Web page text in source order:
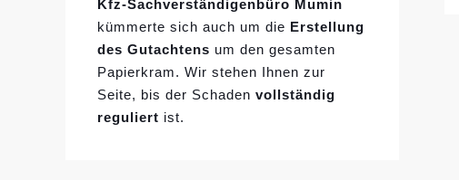
Kfz-Sachverständigenbüro Mumin
kümmerte sich auch um die Erstellung
des Gutachtens um den gesamten
Papierkram. Wir stehen Ihnen zur
Seite, bis der Schaden vollständig
reguliert ist.